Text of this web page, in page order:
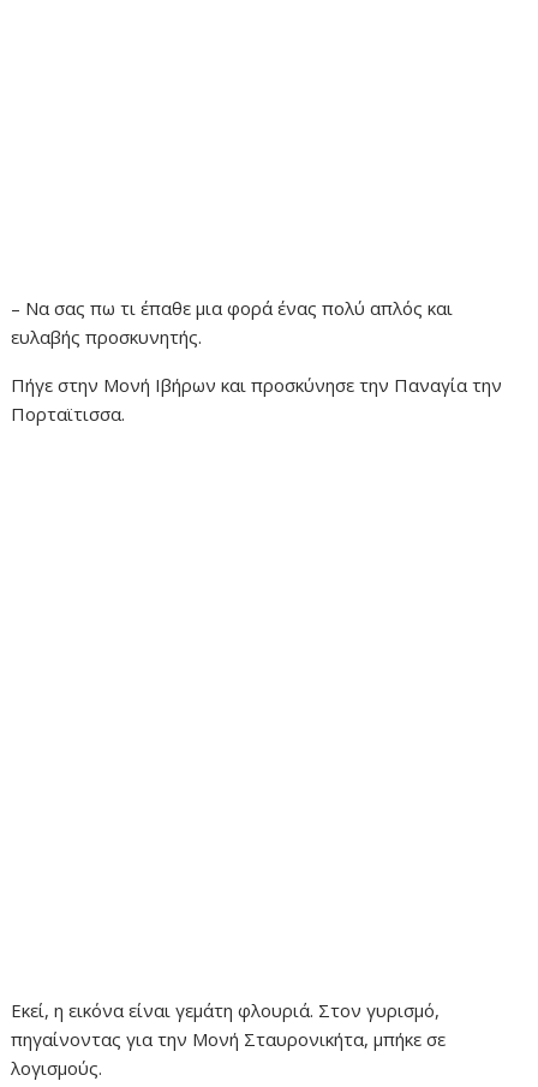
– Να σας πω τι έπαθε μια φορά ένας πολύ απλός και
ευλαβής προσκυνητής.
Πήγε στην Μονή Ιβήρων και προσκύνησε την Παναγία την
Πορταϊτισσα.
Εκεί, η εικόνα είναι γεμάτη φλουριά. Στον γυρισμό,
πηγαίνοντας για την Μονή Σταυρονικήτα, μπήκε σε
λογισμούς.